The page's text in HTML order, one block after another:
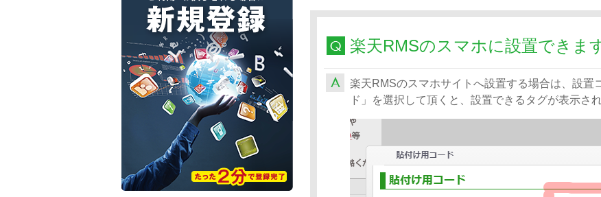
楽天RMSのスマホに設置できま
楽天RMSのスマホサイトへ設置する場合は、設置
ド」を選択して頂くと、設置できるタグが表示され